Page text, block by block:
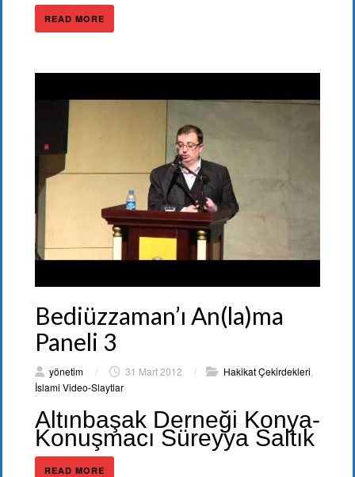
READ MORE
Bediüzzaman’ı An(la)ma
Paneli 3
yönetim / 31 Mart 2012 / Hakikat Çekirdekleri
İslami Video-Slaytlar
Altınbaşak Derneği Konya-
Konuşmacı Süreyya Saltık
READ MORE